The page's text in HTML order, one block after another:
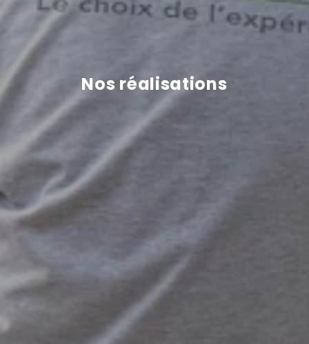
Nos réalisations